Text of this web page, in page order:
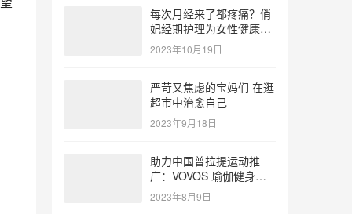
每次月经来了都疼痛？俏
妃经期护理为女性健康护
航
2023年10月19日
严苛又焦虑的宝妈们 在逛
超市中治愈自己
2023年9月18日
助力中国普拉提运动推
广：VOVOS 瑜伽健身服
参与北体大专业普拉提教
练培训
2023年8月9日